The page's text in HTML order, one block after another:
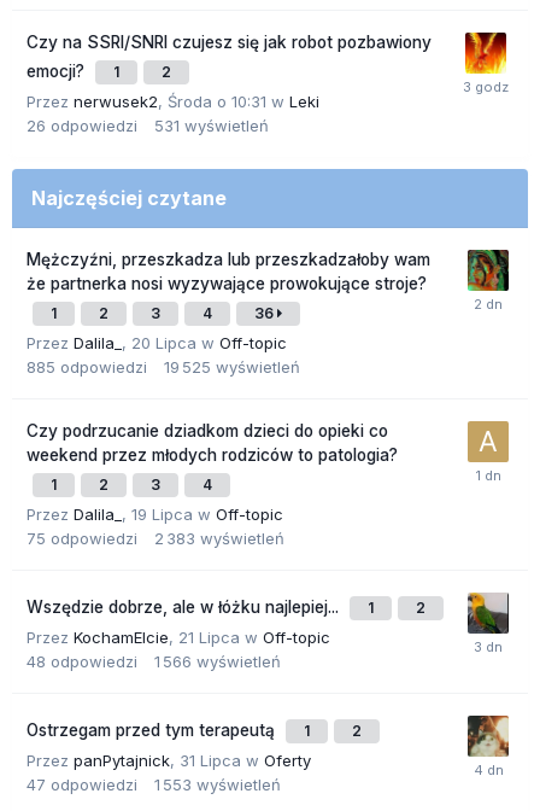
Czy na SSRI/SNRI czujesz się jak robot pozbawiony
emocji?
1 2
Przez nerwusek2, Środa o 10:31 w Leki
26 odpowiedzi 531 wyświetleń
Najczęściej czytane
Mężczyźni, przeszkadza lub przeszkadzałoby wam
że partnerka nosi wyzywające prowokujące stroje?
1 2 3 4 36
Przez Dalila_ , 20 Lipca w Off-topic
885 odpowiedzi 19 525 wyświetleń
Czy podrzucanie dziadkom dzieci do opieki co
weekend przez młodych rodziców to patologia?
1 2 3 4
Przez Dalila_ , 19 Lipca w Off-topic
75 odpowiedzi 2 383 wyświetleń
Wszędzie dobrze, ale w łóżku najlepiej... 1 2
Przez KochamElcie, 21 Lipca w Off-topic
48 odpowiedzi 1 566 wyświetleń
Ostrzegam przed tym terapeutą 1 2
Przez panPytajnick, 31 Lipca w Oferty
47 odpowiedzi 1 553 wyświetleń